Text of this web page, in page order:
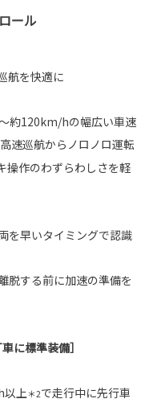
ール
航を快適に
約120km/hの幅広い車速
速巡航からノロノロ運転
操作のわずらわしさを軽
を早いタイミングで認識
脱する前に加速の準備を
に標準装備］
以上＊2で走行中に先行車